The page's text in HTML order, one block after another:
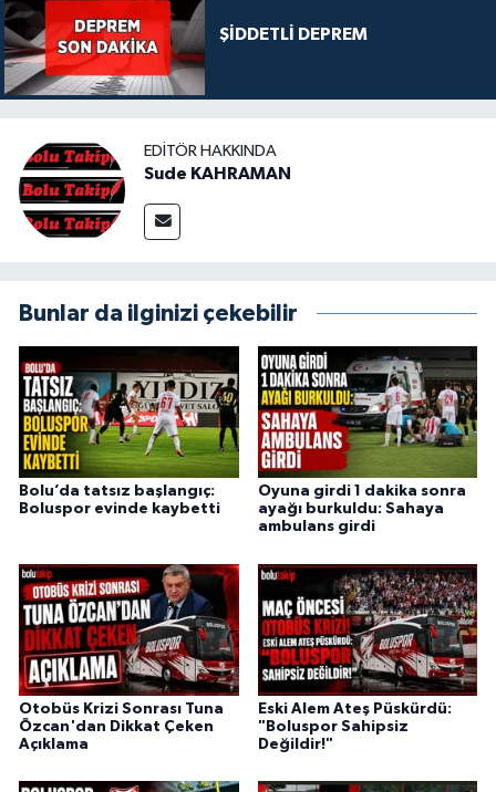
ŞİDDETLİ DEPREM
EDITÖR HAKKINDA
Sude KAHRAMAN
Bunlar da ilginizi çekebilir
Bolu’da tatsız başlangıç:
Boluspor evinde kaybetti
Oyuna girdi 1 dakika sonra
ayağı burkuldu: Sahaya
ambulans girdi
Otobüs Krizi Sonrası Tuna
Özcan'dan Dikkat Çeken
Açıklama
Eski Alem Ateş Püskürdü:
"Boluspor Sahipsiz
Değildir!"